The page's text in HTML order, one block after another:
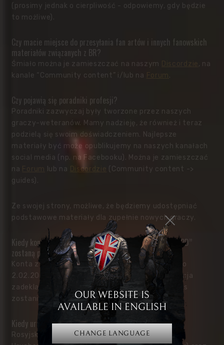
(prosimy jednak o cierpliwość - odpowiemy, gdy będzie
to możliwe).
Czy macie miejsce do przesyłania fan artów i innych fanowskich
materiałów związanych z BR?
Śmiało można je zamieszczać na naszym
, na
kanale “Community content” i/lub na
.
Czy pojawią się poradniki profesji?
Poradniki zazwyczaj były tworzone przez naszych
graczy-weteranów. Mamy nadzieję, że również i teraz
podzielą się swoim doświadczeniem. Najlepsze
materiały być może opublikujemy na naszych kanałach
social media (np. na Facebooku). Można je zamieszczać
na
lub na Discordzie
(Community content ->
guides).
Ze swojej strony, możliwe, że będziemy udostępniać
podstawowe materiały dla zupełnie nowych graczy.
Kiedy konta z serwerów EU i RU (The Pride of Taern - “2D”
zostaną przeniesione na Broken Ranks?
Konta z serwera “2D” EU zostaną przeniesione do
2.02.2022 Z kolei na serwerze rosyjskim (2D) opcja
zadeklarowania przeniesienia się na Broken Ranks
zostanie udostępniona również do 2.02.2022.
Kiedy uruchomicie “2D”?
Rosyjski serwer “2D” jest normalnie dostępny.
OUR WEBSITE IS
AVAILABLE IN ENGLISH
CHANGE LANGUAGE